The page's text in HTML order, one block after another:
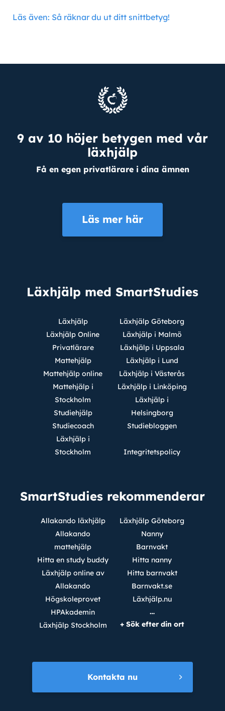
Läs även: Så räknar du ut ditt snittbetyg!
9 av 10 höjer betygen med vår
läxhjälp
Få en egen privatlärare i dina ämnen
Läs mer här
Läxhjälp med SmartStudies
Läxhjälp
Läxhjälp Online
Privatlärare
Mattehjälp
Mattehjälp online
Mattehjälp i
Stockholm
Studiehjälp
Studiecoach
Läxhjälp i
Stockholm
Läxhjälp Göteborg
Läxhjälp i Malmö
Läxhjälp i Uppsala
Läxhjälp i Lund
Läxhjälp i Västerås
Läxhjälp i Linköping
Läxhjälp i
Helsingborg
Studiebloggen
Integritetspolicy
SmartStudies rekommenderar
Allakando läxhjälp
Allakando
mattehjälp
Hitta en study buddy
Läxhjälp online av
Allakando
Högskoleprovet
HPAkademin
Läxhjälp Stockholm
Läxhjälp Göteborg
Nanny
Barnvakt
Hitta nanny
Hitta barnvakt
Barnvakt.se
Läxhjälp.nu
…
+ Sök efter din ort
Kontakta nu